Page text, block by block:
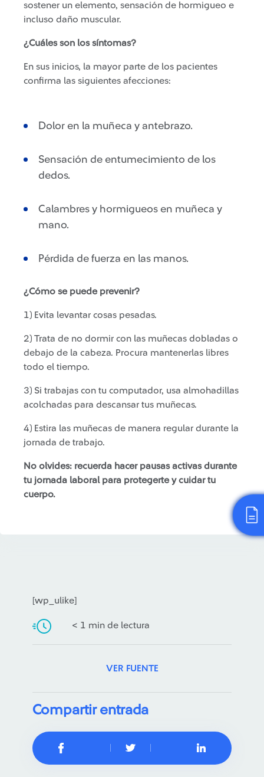
sostener un elemento, sensación de hormigueo e
incluso daño muscular.
¿Cuáles son los síntomas?
En sus inicios, la mayor parte de los pacientes
confirma las siguientes afecciones:
Dolor en la muñeca y antebrazo.
Sensación de entumecimiento de los
dedos.
Calambres y hormigueos en muñeca y
mano.
Pérdida de fuerza en las manos.
¿Cómo se puede prevenir?
1) Evita levantar cosas pesadas.
2) Trata de no dormir con las muñecas dobladas o
debajo de la cabeza. Procura mantenerlas libres
todo el tiempo.
3) Si trabajas con tu computador, usa almohadillas
acolchadas para descansar tus muñecas.
4) Estira las muñecas de manera regular durante la
jornada de trabajo.
No olvides: recuerda hacer pausas activas durante
tu jornada laboral para protegerte y cuidar tu
cuerpo.
[wp_ulike]
< 1 min de lectura
VER FUENTE
Compartir entrada